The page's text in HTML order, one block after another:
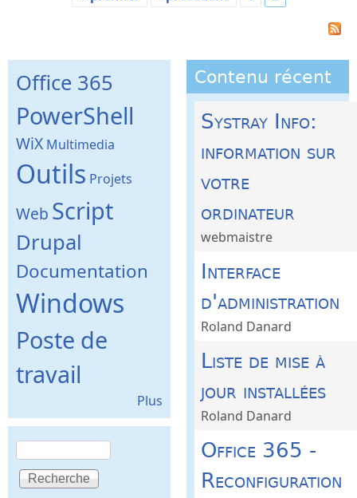
Office 365
PowerShell
WiX Multimedia
Outils Projets
Web Script
Drupal
Documentation
Windows
Poste de
travail
Plus
Formulaire de recherche
Recherche
Contenu récent
Systray Info:
information sur
votre
ordinateur
webmaistre
Interface
d'administration
Roland Danard
Liste de mise à
jour installées
Roland Danard
Office 365 -
Reconfiguration